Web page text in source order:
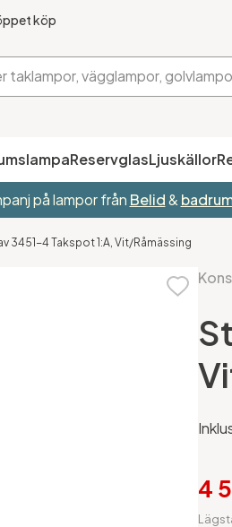
köp
ReservglasLjuskällor
på lampor från Belid&
3451-4 Takspot 1:A, Vit/Råmässing
4